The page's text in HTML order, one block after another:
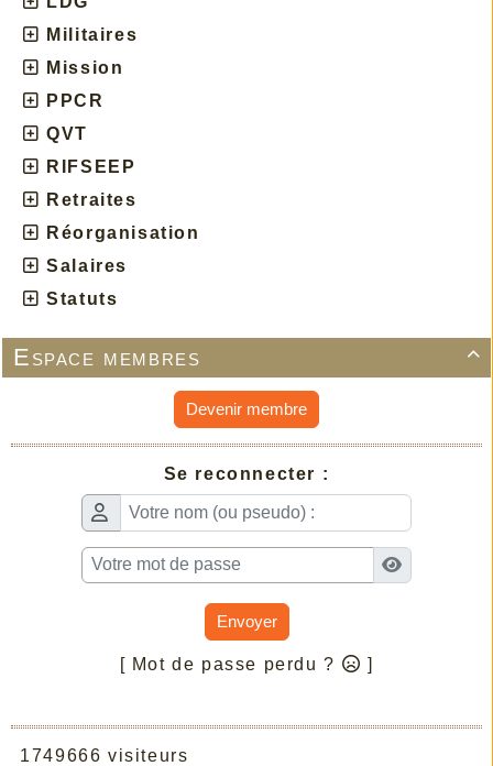
Militaires
Mission
PPCR
QVT
RIFSEEP
Retraites
Réorganisation
Salaires
Statuts

Espace membres
Devenir membre
Se reconnecter :
Envoyer
[ Mot de passe perdu ? ]
1749666 visiteurs